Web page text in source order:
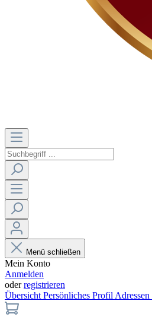
Menü schließen
Mein Konto
Anmelden
oderregistrieren
Übersicht Persönliches Profil Adressen